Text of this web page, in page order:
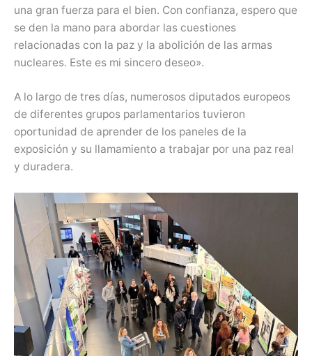
una gran fuerza para el bien. Con confianza, espero que
se den la mano para abordar las cuestiones
relacionadas con la paz y la abolición de las armas
nucleares. Este es mi sincero deseo».
A lo largo de tres días, numerosos diputados europeos
de diferentes grupos parlamentarios tuvieron
oportunidad de aprender de los paneles de la
exposición y su llamamiento a trabajar por una paz real
y duradera.